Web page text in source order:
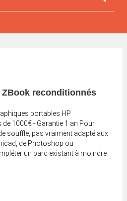
reconditionnés
portables HP
1000€ - Garantie 1 an Pour
souffle, pas vraiment adapté aux
de Photoshop ou
un parc existant à moindre